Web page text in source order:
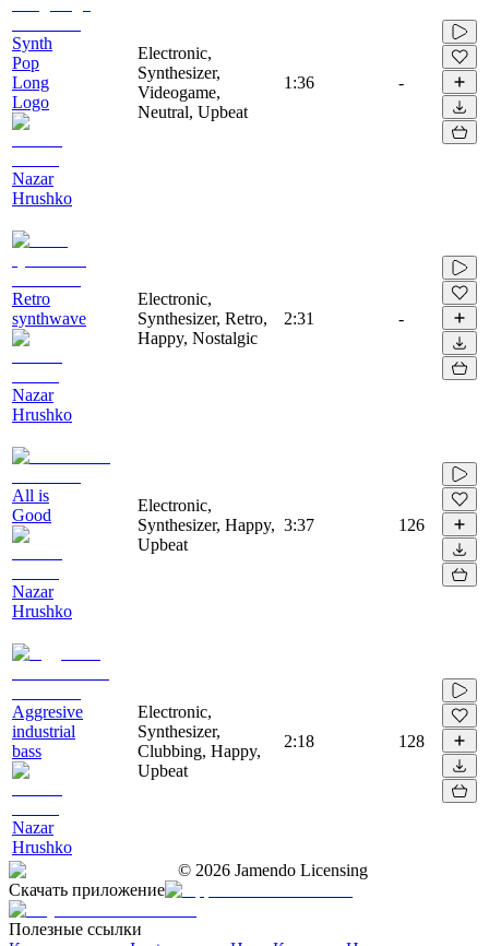
Synth
Pop
Long
Logo
Nazar
Hrushko
Electronic,
Synthesizer,
Videogame,
Neutral, Upbeat
1:36 -
Retro
synthwave
Nazar
Hrushko
Electronic,
Synthesizer, Retro,
Happy, Nostalgic
2:31 -
All is
Good
Nazar
Hrushko
Electronic,
Synthesizer, Happy,
Upbeat
3:37 126
Aggresive
industrial
bass
Nazar
Hrushko
Electronic,
Synthesizer,
Clubbing, Happy,
Upbeat
2:18 128
© 2026 Jamendo Licensing
Скачать приложение
Полезные ссылки